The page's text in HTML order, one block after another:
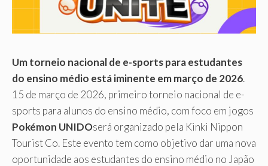
Um torneio nacional de e-sports para estudantes
do ensino médio está iminente em março de 2026.
15 de março de 2026, primeiro torneio nacional de e-
sports para alunos do ensino médio, com foco em jogos
Pokémon UNIDOserá organizado pela Kinki Nippon
Tourist Co. Este evento tem como objetivo dar uma nova
oportunidade aos estudantes do ensino médio no Japão